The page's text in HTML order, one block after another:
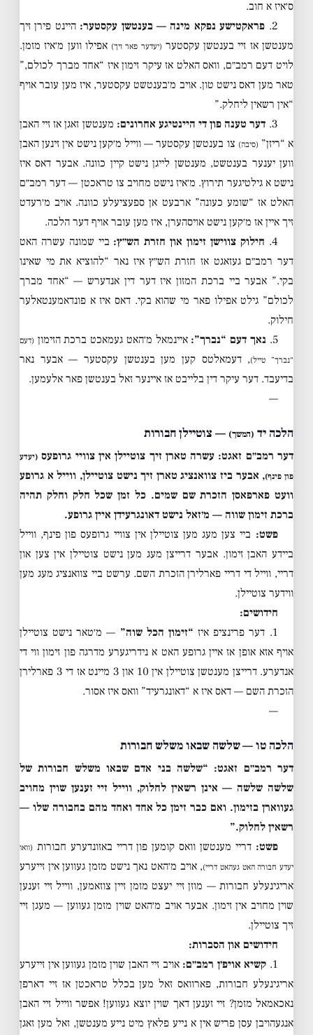
ס׳איז א חוב.
2. פראקטישע נפקא מינה — בענטשן עקסטער: היינט פירן זיך
מענטשן אז זיי בענטשן עקסטער (יעדער פאר זיך) אפילו ווען מ׳איז מזמן.
לויט דעם רמב״ם, וואס האלט אז עיקר זימון איז “אחד מברך לכולם,”
טאר מען דאס נישט טון. אויב מ׳בענטשט עקסטער, איז מען עובר אויף
“אין רשאין ליחלק.”
3. דער טענה פון די היינטיגע אחרונים: מענטשן זאגן אז זיי האבן
א “ריזן” (סיבה) צו בענטשן עקסטער — ווייל מ׳קען נישט אין זינען האבן
ווען יענער בענטשט, מענטשן לייגן נישט קיין כוונה. אבער דאס איז
נישט א גילטיגער תירוץ. מ׳איז נישט מחויב צו טראכטן — דער רמב״ם
האלט אז “שומע כעונה” ארבעט אן ספעציעלע כוונה. אויב מ׳רעדט
זיך איין אז מ׳קען נישט אויסהערן, איז מען עובר אויף דער הלכה.
4. חילוק צווישן זימון און חזרת הש״ץ: ביי שמונה עשרה האט
דער רמב״ם געזאגט אז חזרת הש״ץ איז נאר “להוציא את מי שאינו
בקי.” אבער ביי ברכת המזון איז דער דין אנדערש — “אחד מברך
לכולם” גילט אפילו פאר מי שהוא בקי. דאס איז א פונדאמענטאלער
חילוק.
5. נאך דעם “נברך”: איינמאל מ׳האט געמאכט ברכת הזימון (דעם
“נברך” טייל), דעמאלטס קען מען בענטשן עקסטער — אבער נאר
בדיעבד. דער עיקר דין בלייבט אז איינער זאל בענטשן פאר אלעמען.
—
הלכה יד (המשך) — צוטיילן חבורות
דער רמב״ם זאגט: עשרה טארן זיך צוטיילן אין צוויי גרופעס (יעדע
פון פינף), אבער ביז צוואנציג טארן זיך נישט צוטיילן, ווייל א גרופע
וועט פארפאסן הזכרת שם שמים. כל זמן שכל חלק וחלק תהיה
ברכת זימון שווה — מ׳זאל נישט דאונגרעידן איין גרופע.
פשט: ביי צען מעג מען צוטיילן אין צוויי גרופעס פון פינף, ווייל
ביידע האבן זימון. אבער דרייצן מעג מען נישט צוטיילן אין צען און
דריי, ווייל די דריי פארלירן הזכרת השם. ערשט ביי צוואנציג מעג מען
ווידער צוטיילן.
חידושים:
1. דער פרינציפ איז
“זימון הכל שוה” — מ׳טאר נישט צוטיילן
אויף אזא אופן אז איין גרופע האט א נידריגערע מדרגה פון זימון ווי די
אנדערע. דרייצן מענטשן צוטיילן אין 10 און 3 מיינט אז די 3 פארלירן
הזכרת השם — דאס איז א “דאונגרעיד” וואס איז אסור.
—
הלכה טו — שלשה שבאו משלש חבורות
דער רמב״ם זאגט: “שלשה בני אדם שבאו משלש חבורות של
שלשה שלשה — אינן רשאין לחלוק, ווייל זיי זענען שוין מחויב
געווארן בזימון. ואם כבר זימן כל אחד ואחד מהם בחבורה שלו —
רשאין לחלוק.”
פשט: דריי מענטשן וואס קומען פון דריי באזונדערע חבורות (וואו
יעדע חבורה האט געהאט דריי), אויב מ׳האט נאך נישט מזמן געווען אין זייערע
אריגינעלע חבורות — מוזן זיי יעצט מזמן זיין צוזאמען, ווייל זיי זענען
שוין מחויב אין זימון. אבער אויב מ׳האט שוין מזמן געווען — מעגן זיי
זיך צוטיילן.
חידושים און הסברות:
1. קשיא אויפ׳ן רמב״ם: אויב זיי האבן שוין מזמן געווען אין זייערע
אריגינעלע חבורות, פארוואס זאל מען בכלל טראכטן אז זיי דארפן
נאכאמאל מזמן? זיי זענען דאך שוין יוצא געווען! אפשר ווייל זיי האבן
אנגעהויבן עסן פריש אין א נייע פלאץ מיט נייע מענטשן, זאל מען זאגן